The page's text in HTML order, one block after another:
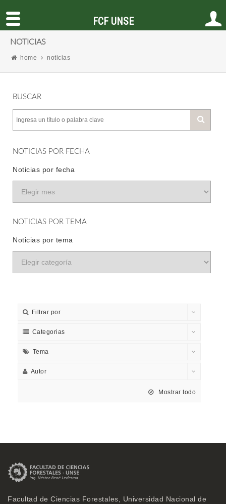
NOTICIAS
home noticias
BUSCAR
NOTICIAS POR FECHA
Noticias por fecha
NOTICIAS POR TEMA
Noticias por tema
Filtrar por
Categorias
Tema
Autor
Mostrar todo
Facultad de Ciencias Forestales, Universidad Nacional de
FCF UNSE